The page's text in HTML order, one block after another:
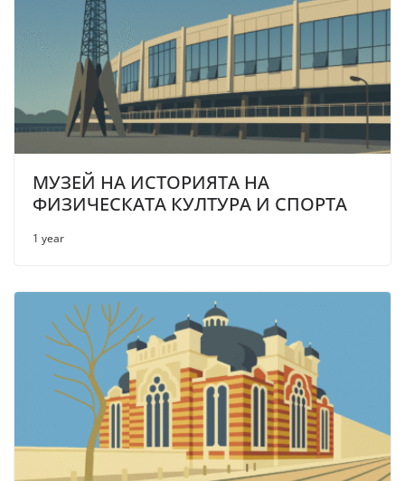
МУЗЕЙ НА ИСТОРИЯТА НА
ФИЗИЧЕСКАТА КУЛТУРА И СПОРТА
1 year